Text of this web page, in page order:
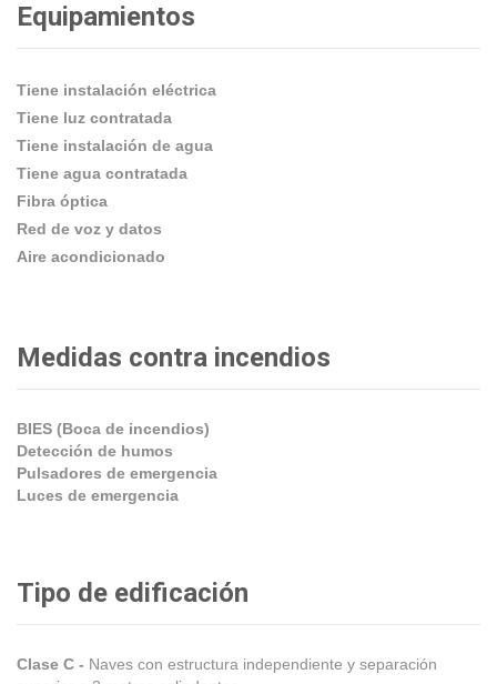
Equipamientos
Tiene instalación eléctrica
Tiene luz contratada
Tiene instalación de agua
Tiene agua contratada
Fibra óptica
Red de voz y datos
Aire acondicionado
Medidas contra incendios
BIES (Boca de incendios)
Detección de humos
Pulsadores de emergencia
Luces de emergencia
Tipo de edificación
Clase C - Naves con estructura independiente y separación